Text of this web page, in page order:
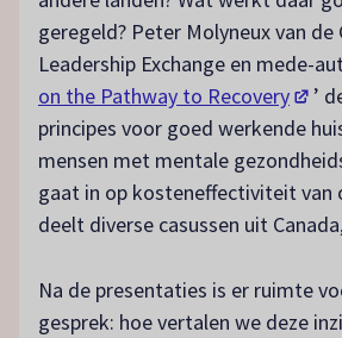
geregeld? Peter Molyneux van de
Leadership Exchange en mede-
on the Pathway to Recovery
’
principes voor goed werkende
mensen met mentale
gaat in op kosteneffectiviteit van
deelt diverse casussen uit
Na de presentaties is er ruimte
gesprek: hoe vertalen we deze